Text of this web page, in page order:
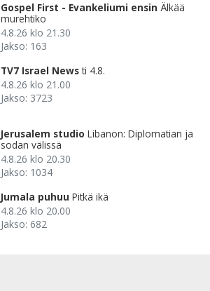
Gospel First - Evankeliumi ensin Älkää
murehtiko
4.8.26 klo 21.30
Jakso: 163
TV7 Israel News ti 4.8.
4.8.26 klo 21.00
Jakso: 3723
Jerusalem studio Libanon: Diplomatian ja
sodan välissä
4.8.26 klo 20.30
Jakso: 1034
Jumala puhuu Pitkä ikä
4.8.26 klo 20.00
Jakso: 682